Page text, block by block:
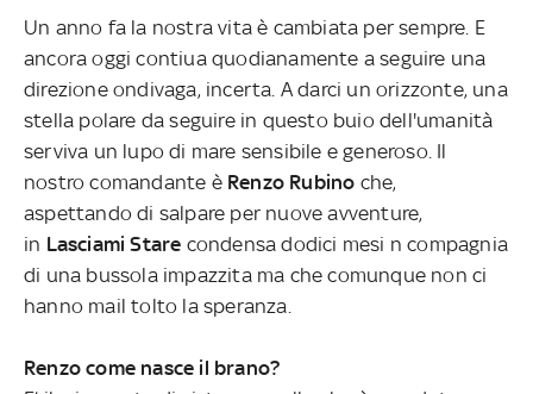
Un anno fa la nostra vita è cambiata per sempre. E
ancora oggi contiua quodianamente a seguire una
direzione ondivaga, incerta. A darci un orizzonte, una
stella polare da seguire in questo buio dell'umanità
serviva un lupo di mare sensibile e generoso. Il
nostro comandante è Renzo Rubino che,
aspettando di salpare per nuove avventure,
in Lasciami Stare condensa dodici mesi n compagnia
di una bussola impazzita ma che comunque non ci
hanno mail tolto la speranza.
Renzo come nasce il brano?